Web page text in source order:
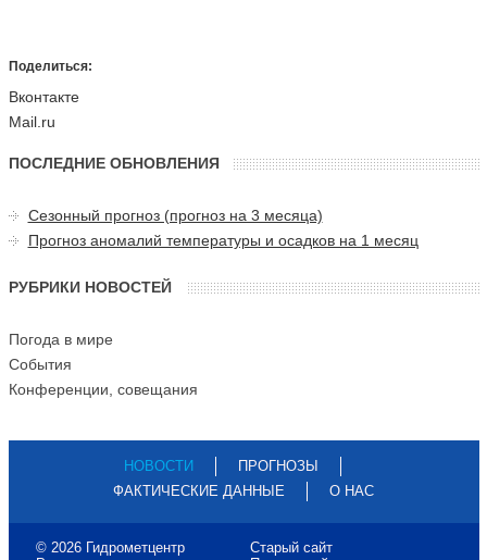
Поделиться:
Вконтакте
Mail.ru
ПОСЛЕДНИЕ ОБНОВЛЕНИЯ
Сезонный прогноз (прогноз на 3 месяца)
Прогноз аномалий температуры и осадков на 1 месяц
РУБРИКИ НОВОСТЕЙ
Погода в мире
События
Конференции, совещания
НОВОСТИ
ПРОГНОЗЫ
ФАКТИЧЕСКИЕ ДАННЫЕ
О НАС
© 2026 Гидрометцентр
Старый сайт